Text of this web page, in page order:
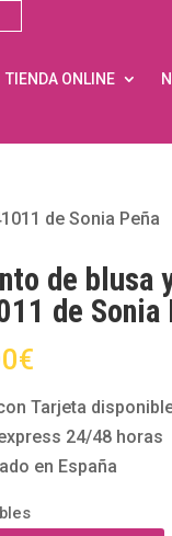
TIENDA ONLINE
de Sonia Peña
de blusa
de Sonia
€
Tarjeta
24/48 horas
en España